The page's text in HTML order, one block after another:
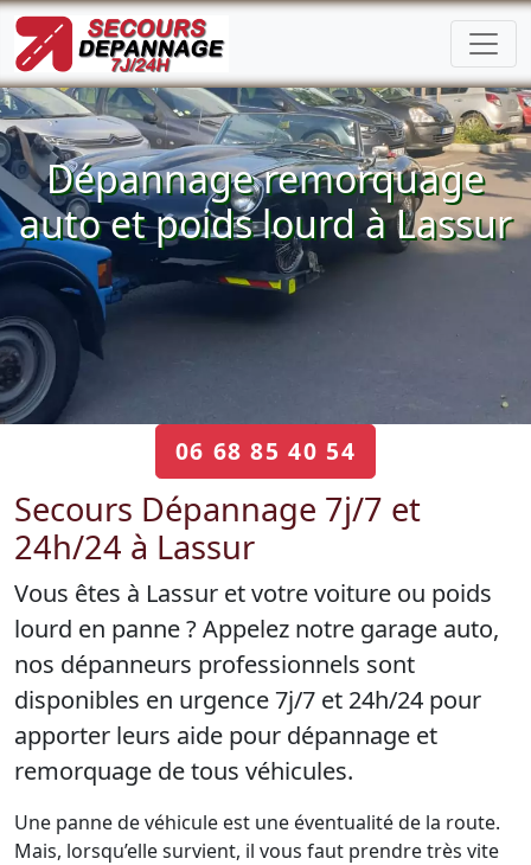
Dépannage remorquage
auto et poids lourd à Lassur
06 68 85 40 54
Secours Dépannage 7j/7 et
24h/24 à Lassur
Vous êtes à Lassur et votre voiture ou poids
lourd en panne ? Appelez notre garage auto,
nos dépanneurs professionnels sont
disponibles en urgence 7j/7 et 24h/24 pour
apporter leurs aide pour dépannage et
remorquage de tous véhicules.
Une panne de véhicule est une éventualité de la route.
Mais, lorsqu’elle survient, il vous faut prendre très vite